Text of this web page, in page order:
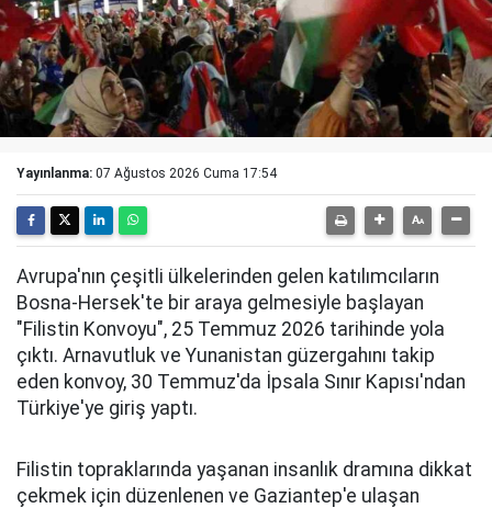
Yayınlanma: 07 Ağustos 2026 Cuma 17:54
Avrupa'nın çeşitli ülkelerinden gelen katılımcıların
Bosna-Hersek'te bir araya gelmesiyle başlayan
"Filistin Konvoyu", 25 Temmuz 2026 tarihinde yola
çıktı. Arnavutluk ve Yunanistan güzergahını takip
eden konvoy, 30 Temmuz'da İpsala Sınır Kapısı'ndan
Türkiye'ye giriş yaptı.
Filistin topraklarında yaşanan insanlık dramına dikkat
çekmek için düzenlenen ve Gaziantep'e ulaşan